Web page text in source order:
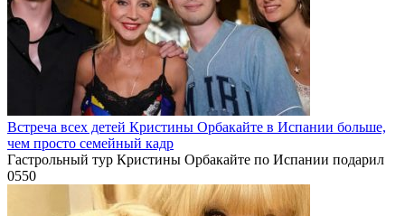
Встреча всех детей Кристины Орбакайте в Испании больше,
чем просто семейный кадр
Гастрольный тур Кристины Орбакайте по Испании подарил
0550